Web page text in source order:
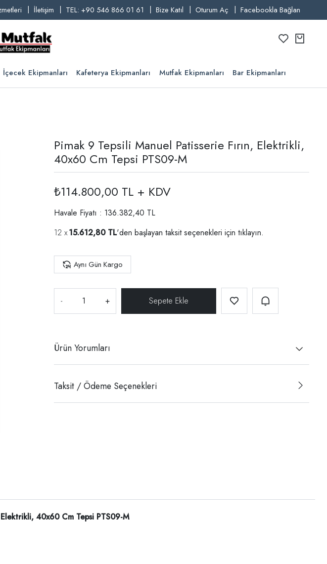
İletişim TEL: +90 546 866 01 61 Bize Katıl Oturum Aç Facebookla Bağlan
İçecek Ekipmanları Kafeterya Ekipmanları Mutfak Ekipmanları Bar Ekipmanları
Pimak 9 Tepsili Manuel Patisserie Fırın, Elektrikli,
40x60 Cm Tepsi PTS09-M
₺114.800,00 TL + KDV
Havale Fiyatı : 136.382,40 TL
15.612,80 TL'den başlayan taksit seçenekleri için tıklayın.
Aynı Gün Kargo
- +
Ürün Yorumları
Taksit / Ödeme Seçenekleri
40x60 Cm Tepsi PTS09-M